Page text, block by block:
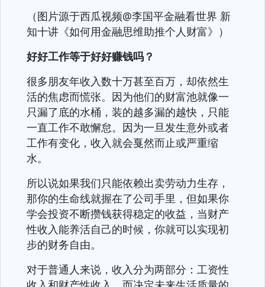
（图片源于西瓜视频@李国平金融看世界 新
知十讲《如何用金融思维助推个人财富》）
好好工作等于好好赚钱吗？
很多朋友年收入数十万甚至百万，却依然生
活的焦虑而慌张。因为他们的财富池就像一
只漏了底的水桶，装的越多漏的越快，只能
一直工作不敢懈怠。因为一旦发生意外或者
工作有变化，收入就会戛然而止或严重缩
水。
所以说如果我们只能依赖出卖劳动力生存，
那你的生命线就握在了公司手里，但如果你
学会投资不断攒钱获得稳定的收益，当财产
性收入能养活自己的时候，你就可以实现初
步的财务自由。
对于普通人来说，收入分为两部分：工资性